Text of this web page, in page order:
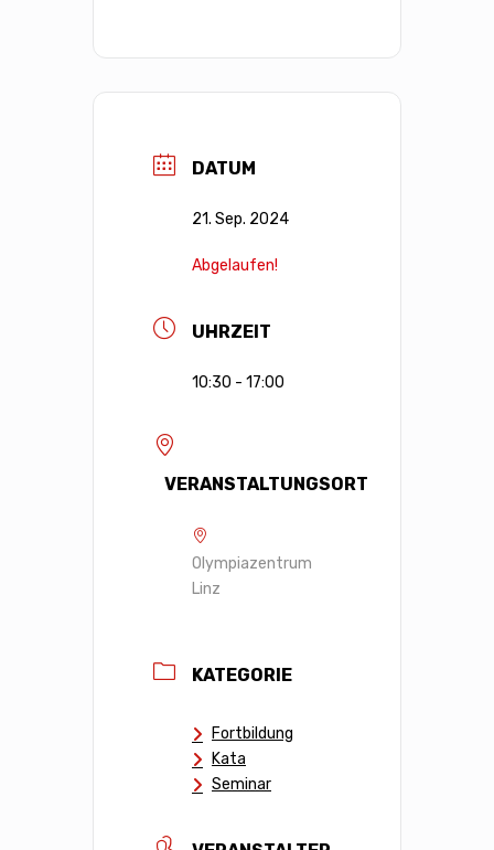
DATUM
21. Sep. 2024
Abgelaufen!
UHRZEIT
10:30 - 17:00
VERANSTALTUNGSORT
Olympiazentrum
Linz
KATEGORIE
Fortbildung
Kata
Seminar